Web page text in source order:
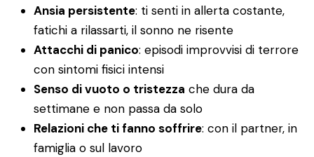
Ansia persistente: ti senti in allerta costante,
fatichi a rilassarti, il sonno ne risente
Attacchi di panico: episodi improvvisi di terrore
con sintomi fisici intensi
Senso di vuoto o tristezza che dura da
settimane e non passa da solo
Relazioni che ti fanno soffrire: con il partner, in
famiglia o sul lavoro